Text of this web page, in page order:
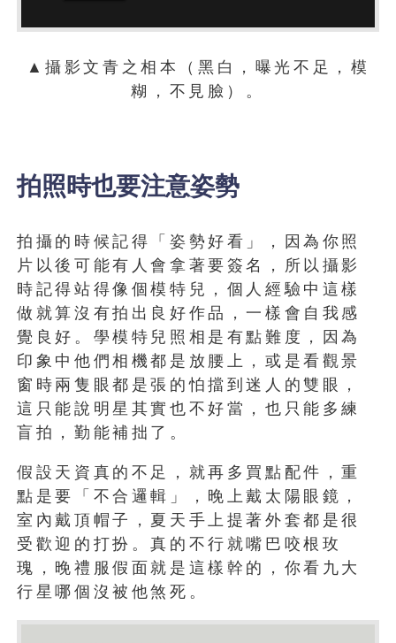
▲攝影文青之相本（黑白，曝光不足，模
糊，不見臉）。
拍照時也要注意姿勢
拍攝的時候記得「姿勢好看」，因為你照
片以後可能有人會拿著要簽名，所以攝影
時記得站得像個模特兒，個人經驗中這樣
做就算沒有拍出良好作品，一樣會自我感
覺良好。學模特兒照相是有點難度，因為
印象中他們相機都是放腰上，或是看觀景
窗時兩隻眼都是張的怕擋到迷人的雙眼，
這只能說明星其實也不好當，也只能多練
盲拍，勤能補拙了。
假設天資真的不足，就再多買點配件，重
點是要「不合邏輯」，晚上戴太陽眼鏡，
室內戴頂帽子，夏天手上提著外套都是很
受歡迎的打扮。真的不行就嘴巴咬根玫
瑰，晚禮服假面就是這樣幹的，你看九大
行星哪個沒被他煞死。